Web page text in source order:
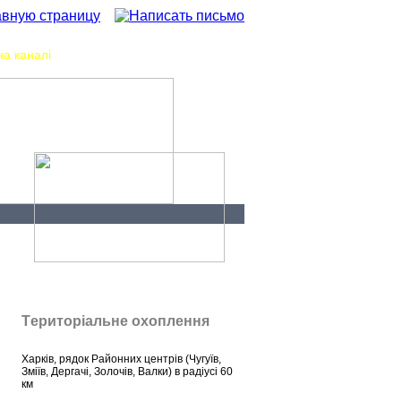
каналі
Tериторіальне охоплення
Харків, рядок Районних центрів (Чугуїв,
Зміїв, Дергачі, Золочів, Валки) в радіусі 60
км